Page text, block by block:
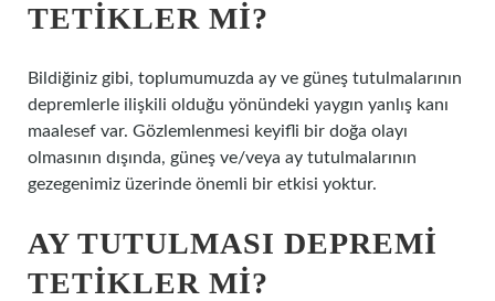
TETIKLER MI?
Bildiğiniz gibi, toplumumuzda ay ve güneş tutulmalarının
depremlerle ilişkili olduğu yönündeki yaygın yanlış kanı
maalesef var. Gözlemlenmesi keyifli bir doğa olayı
olmasının dışında, güneş ve/veya ay tutulmalarının
gezegenimiz üzerinde önemli bir etkisi yoktur.
AY TUTULMASI DEPREMI
TETIKLER MI?